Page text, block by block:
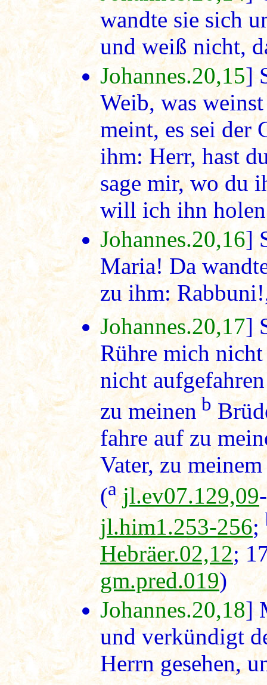
wandte sie sich
und weiß nicht,
Johannes.20,15]
Weib, was
meint, es sei der
ihm: Herr, hast
sage mir, wo du
will ich ihn
Johannes.20,16]
Maria! Da
zu ihm:
Johannes.20,17]
Rühre mich
nicht
zu meinenb
fahre auf zu
Vater, zu
(a jl.ev07.129,09
jl.him1.253-256;
Hebräer.02,12;
gm.pred.019)
Johannes.20,18]
und verkündigt
Herrn gesehen,